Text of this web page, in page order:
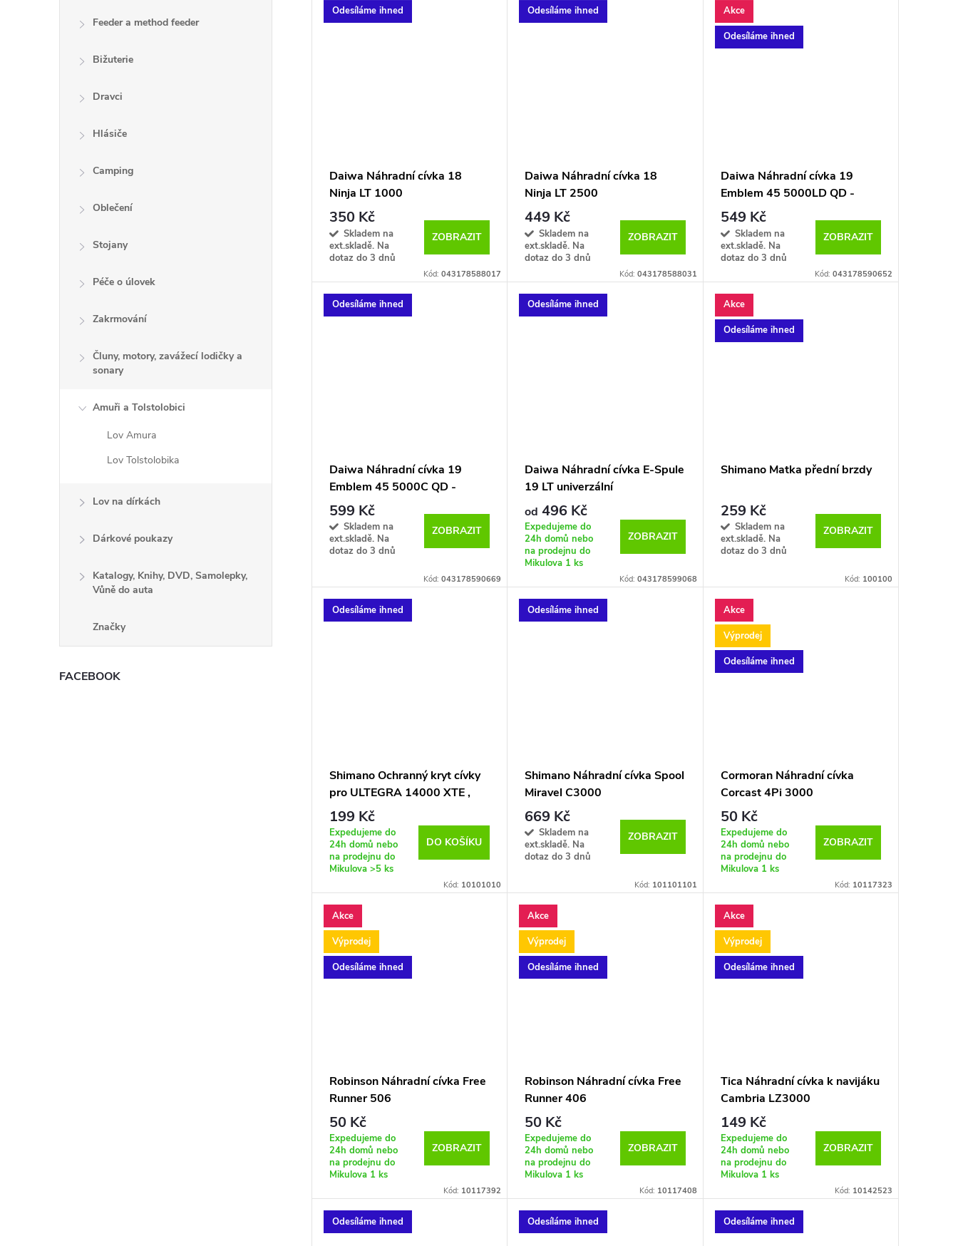
Feeder a method feeder
Bižuterie
Dravci
Hlásiče
Camping
Oblečení
Stojany
Péče o úlovek
Zakrmování
Čluny, motory, zavážecí lodičky a
sonary
Amuři a Tolstolobici
Lov Amura
Lov Tolstolobika
Lov na dírkách
Dárkové poukazy
Katalogy, Knihy, DVD, Samolepky,
Vůně do auta
Značky
FACEBOOK
Odesíláme ihned
Daiwa Náhradní cívka 18
Ninja LT 1000
350 Kč
Skladem na
ext.skladě. Na
dotaz do 3 dnů
ZOBRAZIT
Kód:043178588017
Odesíláme ihned
Daiwa Náhradní cívka 18
Ninja LT 2500
449 Kč
Skladem na
ext.skladě. Na
dotaz do 3 dnů
ZOBRAZIT
Kód: 043178588031
Akce
Odesíláme ihned
Daiwa Náhradní cívka 19
Emblem 45 5000LD QD -
530m - 0,35mm
549 Kč
Skladem na
ext.skladě. Na
dotaz do 3 dnů
ZOBRAZIT
Kód: 043178590652
Odesíláme ihned
Daiwa Náhradní cívka 19
Emblem 45 5000C QD -
300m - 0,35mm
599 Kč
Skladem na
ext.skladě. Na
dotaz do 3 dnů
ZOBRAZIT
Kód:043178590669
Odesíláme ihned
Daiwa Náhradní cívka E-Spule
19 LT univerzální
od 496 Kč
Expedujeme do
24h domů nebo
na prodejnu do
Mikulova 1 ks
ZOBRAZIT
Kód: 043178599068
Akce
Odesíláme ihned
Shimano Matka přední brzdy
259 Kč
Skladem na
ext.skladě. Na
dotaz do 3 dnů
ZOBRAZIT
Kód: 100100
Odesíláme ihned
Shimano Ochranný kryt cívky
pro ULTEGRA 14000 XTE ,
XSE , XR XTE , XR XSE ,
SPEEDMASTER 14000 XTD
199 Kč
Expedujeme do
24h domů nebo
na prodejnu do
Mikulova >5 ks
DO KOŠÍKU
Kód: 10101010
Odesíláme ihned
Shimano Náhradní cívka Spool
Miravel C3000
669 Kč
Skladem na
ext.skladě. Na
dotaz do 3 dnů
ZOBRAZIT
Kód: 101101101
Akce
Výprodej
Odesíláme ihned
Cormoran Náhradní cívka
Corcast 4Pi 3000
50 Kč
Expedujeme do
24h domů nebo
na prodejnu do
Mikulova 1 ks
ZOBRAZIT
Kód: 10117323
Akce
Výprodej
Odesíláme ihned
Robinson Náhradní cívka Free
Runner 506
50 Kč
Expedujeme do
24h domů nebo
na prodejnu do
Mikulova 1 ks
ZOBRAZIT
Kód: 10117392
Akce
Výprodej
Odesíláme ihned
Robinson Náhradní cívka Free
Runner 406
50 Kč
Expedujeme do
24h domů nebo
na prodejnu do
Mikulova 1 ks
ZOBRAZIT
Kód: 10117408
Akce
Výprodej
Odesíláme ihned
Tica Náhradní cívka k navijáku
Cambria LZ3000
149 Kč
Expedujeme do
24h domů nebo
na prodejnu do
Mikulova 1 ks
ZOBRAZIT
Kód: 10142523
Odesíláme ihned Odesíláme ihned Odesíláme ihned